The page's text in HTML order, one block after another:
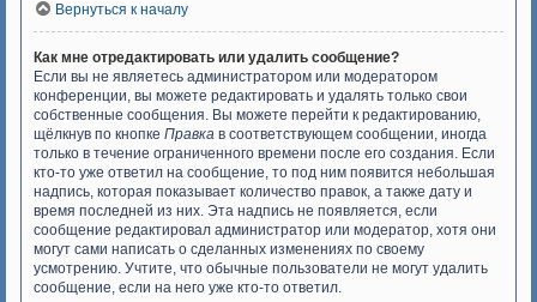
Вернуться к началу
Как мне отредактировать или удалить сообщение?
Если вы не являетесь администратором или модератором
конференции, вы можете редактировать и удалять только свои
собственные сообщения. Вы можете перейти к редактированию,
щёлкнув по кнопке Правка в соответствующем сообщении, иногда
только в течение ограниченного времени после его создания. Если
кто-то уже ответил на сообщение, то под ним появится небольшая
надпись, которая показывает количество правок, а также дату и
время последней из них. Эта надпись не появляется, если
сообщение редактировал администратор или модератор, хотя они
могут сами написать о сделанных изменениях по своему
усмотрению. Учтите, что обычные пользователи не могут удалить
сообщение, если на него уже кто-то ответил.